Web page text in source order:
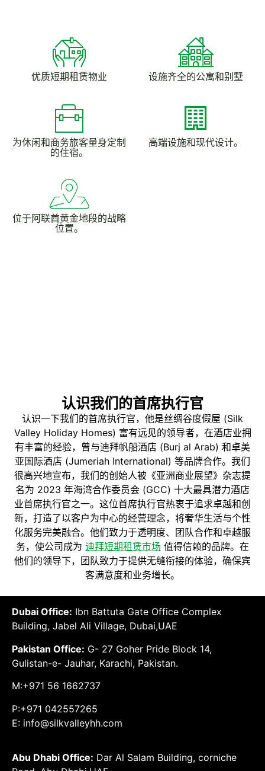
优质短期租赁物业 设施齐全的公寓和别墅
为休闲和商务旅客量身定制
的住宿。
高端设施和现代设计。
位于阿联酋黄金地段的战略
位置。
认识我们的首席执行官
认识一下我们的首席执行官，他是丝绸谷度假屋 (Silk
Valley Holiday Homes) 富有远见的领导者，在酒店业拥
有丰富的经验，曾与迪拜帆船酒店 (Burj al Arab) 和卓美
亚国际酒店 (Jumeriah International) 等品牌合作。我们
很高兴地宣布，我们的创始人被《亚洲商业展望》杂志提
名为 2023 年海湾合作委员会 (GCC) 十大最具潜力酒店
业首席执行官之一。这位首席执行官热衷于追求卓越和创
新，打造了以客户为中心的经营理念，将奢华生活与个性
化服务完美融合。他们致力于透明度、团队合作和卓越服
务，使公司成为 迪拜短期租赁市场 值得信赖的品牌。在
他们的领导下，团队致力于提供无缝衔接的体验，确保宾
客满意度和业务增长。
Dubai Office: Ibn Battuta Gate Office Complex
Building, Jabel Ali Village, Dubai,UAE
Pakistan Office: G- 27 Goher Pride Block 14,
Gulistan-e- Jauhar, Karachi, Pakistan.
M:+971 56 1662737
P:+971 042557265
E: info@silkvalleyhh.com
Abu Dhabi Office: Dar Al Salam Building, corniche